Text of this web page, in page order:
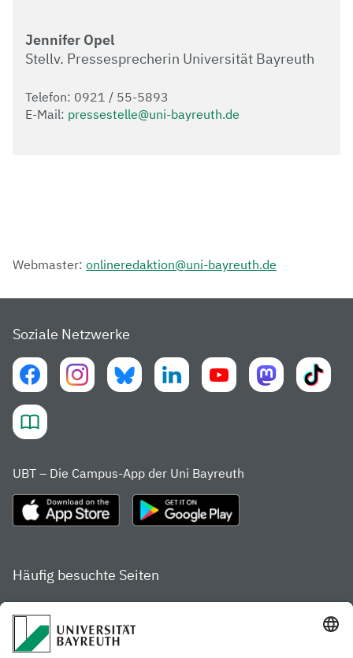
Jennifer Opel
Stellv. Pressesprecherin Universität Bayreuth
Telefon: 0921 / 55-5893
E-Mail: pressestelle@uni-bayreuth.de
Webmaster: onlineredaktion@uni-bayreuth.de
Soziale Netzwerke
UBT – Die Campus-App der Uni Bayreuth
Häufig besuchte Seiten
Studienportal
Gamechanger Campus
Aktuelle
Studiengangsfinder
Services & Beratung für